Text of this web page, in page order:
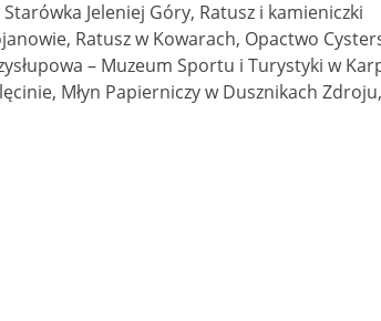
Jeleniej Góry, Ratusz i kamieniczki
Ratusz w Kowarach, Opactwo
– Muzeum Sportu i Turystyki w
Młyn Papierniczy w Dusznikach